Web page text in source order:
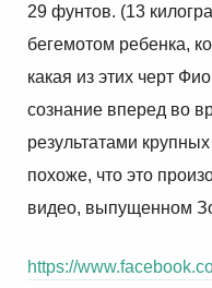
29 фунтов. (13
бегемотом ребенка,
какая из этих черт
сознание вперед во
результатами
похоже, что это
видео, выпущенном
https://